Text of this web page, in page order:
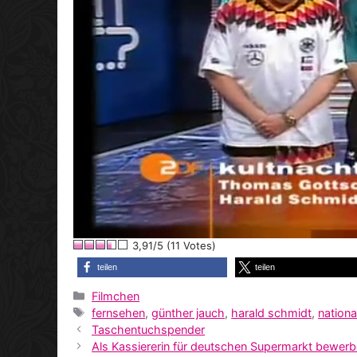
3,91/5 (11 Votes)
teilen teilen
Kategorien
Filmchen
Schlagwörter
fernsehen,günther jauch, harald schmidt,
Taschentuchspender
Als Kassiererin für deutschen Supermarkt